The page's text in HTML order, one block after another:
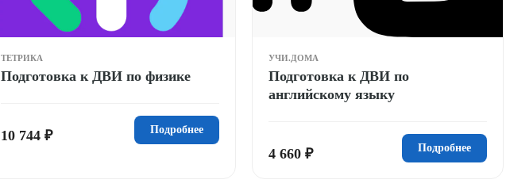
ТЕТРИКА
Подготовка к ДВИ по физике
10 744 ₽ Подробнее
УЧИ.ДОМА
Подготовка к ДВИ по
английскому языку
4 660 ₽ Подробнее